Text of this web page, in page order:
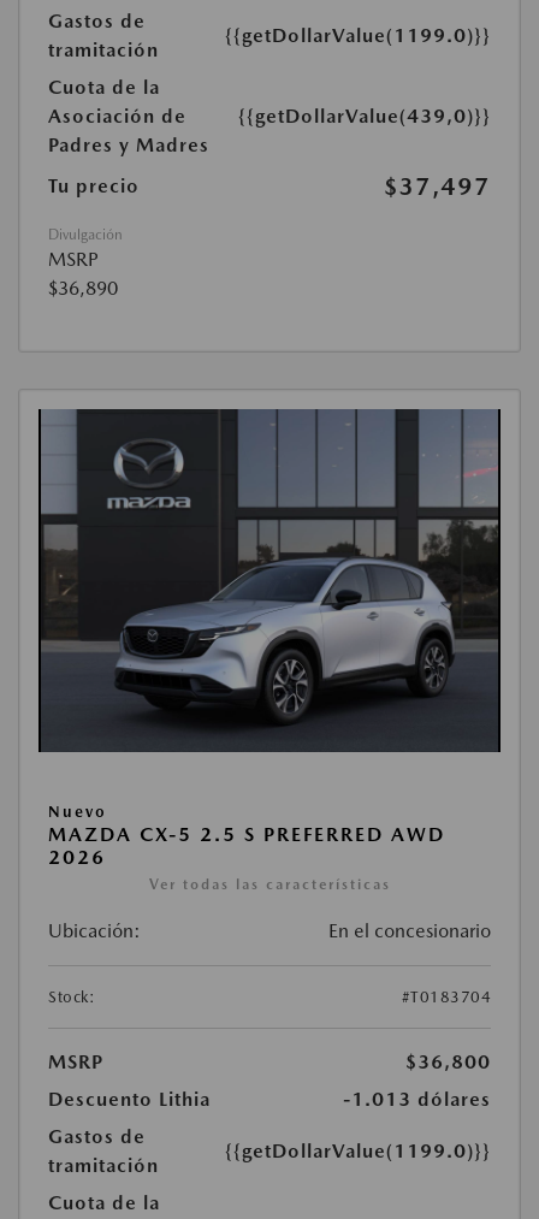
Gastos de
tramitación
{{getDollarValue(1199.0)}}
Cuota de la
Asociación de
Padres y Madres
{{getDollarValue(439,0)}}
Tu precio $37,497
Divulgación
MSRP
$36,890
Nuevo
MAZDA CX-5 2.5 S PREFERRED AWD
2026
Ver todas las características
Ubicación: En el concesionario
Stock: #T0183704
MSRP
$36,800
Descuento Lithia
-1.013 dólares
Gastos de
tramitación
{{getDollarValue(1199.0)}}
Cuota de la